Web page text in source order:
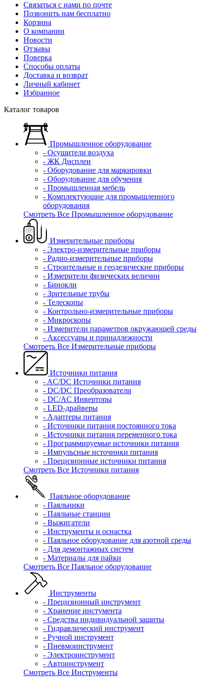
Связаться с нами по почте
Позвонить нам бесплатно
Корзина
О компании
Новости
Отзывы
Поверка
Способы оплаты
Доставка и возврат
Личный кабинет
Избранное
Каталог товаров
Промышленное оборудование
- Осушители воздуха
- ЖК Дисплеи
- Оборудование для маркировки
- Оборудование для обучения
- Промышленная мебель
- Комплектующие для промышленного
оборудования
Смотреть Все Промышленное оборудование
Измерительные приборы
- Электро-измерительные приборы
- Радио-измерительные приборы
- Строительные и геодезические приборы
- Измерители физических величин
- Бинокли
- Зрительные трубы
- Телескопы
- Контрольно-измерительные приборы
- Микроскопы
- Измерители параметров окружающей среды
- Аксессуары и принадлежности
Смотреть Все Измерительные приборы
Источники питания
- AC/DC Источники питания
- DC/DC Преобразователи
- DC/AC Инверторы
- LED-драйверы
- Адаптеры питания
- Источники питания постоянного тока
- Источники питания переменного тока
- Программируемые источники питания
- Импульсные источники питания
- Прецизионные источники питания
Смотреть Все Источники питания
Паяльное оборудование
- Паяльники
- Паяльные станции
- Выжигатели
- Инструменты и оснастка
- Паяльное оборудование для азотной среды
- Для демонтажных систем
- Материалы для пайки
Смотреть Все Паяльное оборудование
Инструменты
- Прецизионный инструмент
- Хранение инстумента
- Средства индивидуальной защиты
- Гидравлический инструмент
- Ручной инструмент
- Пневмоинструмент
- Электроинструмент
- Автоинструмент
Смотреть Все Инструменты